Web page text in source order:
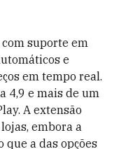
suporte em
e
em tempo real.
4,9 e mais de um
A extensão
embora a
a das opções